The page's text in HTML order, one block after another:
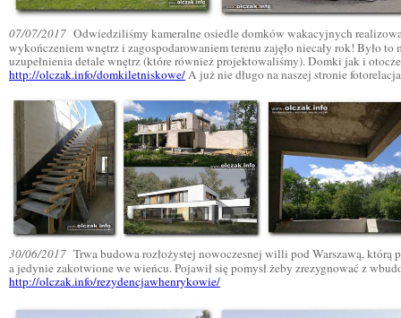
07/07/2017 Odwiedziliśmy kameralne osiedle domków wakacyjnych
wykończeniem wnętrz i zagospodarowaniem terenu zajęło niecały rok! Było
uzupełnienia detale wnętrz (które również projektowaliśmy). Domki jak i
http://olczak.info/domkiletniskowe/A już nie długo na naszej stronie
30/06/2017 Trwa budowa rozłożystej nowoczesnej willi pod Warszawą,
a jedynie zakotwione we wieńcu. Pojawił się pomysł żeby zrezygnować z
http://olczak.info/rezydencjawhenrykowie/